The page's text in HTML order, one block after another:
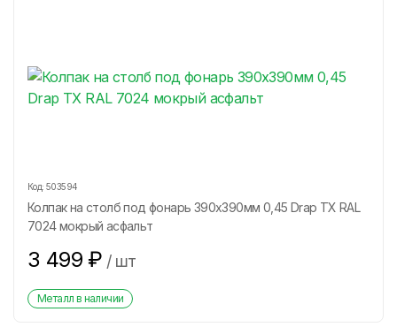
Код: 503594
Колпак на столб под фонарь 390х390мм 0,45 Drap ТХ RAL
7024 мокрый асфальт
3 499 ₽ / шт
Металл в наличии